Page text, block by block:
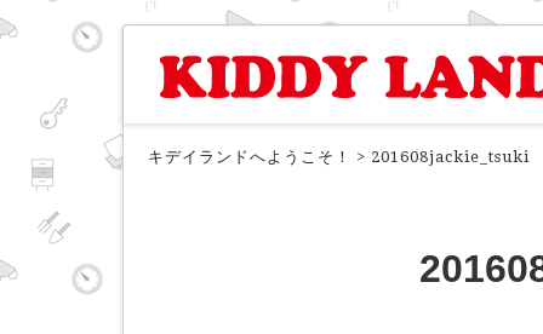
キデイランドへようこそ！ > 201608jackie_tsuki